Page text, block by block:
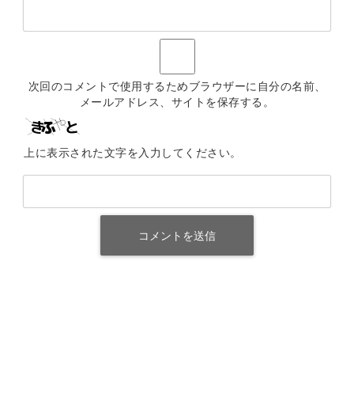
次回のコメントで使用するためブラウザーに自分の名前、
メールアドレス、サイトを保存する。
上に表示された文字を入力してください。